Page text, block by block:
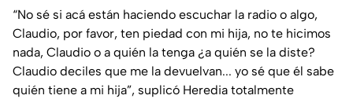
“No sé si acá están haciendo escuchar la radio o algo,
Claudio, por favor, ten piedad con mi hija, no te hicimos
nada, Claudio o a quién la tenga ¿a quién se la diste?
Claudio deciles que me la devuelvan... yo sé que él sabe
quién tiene a mi hija”, suplicó Heredia totalmente